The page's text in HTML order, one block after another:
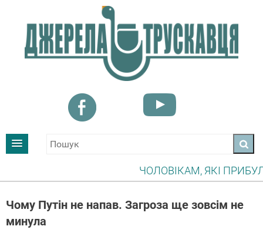
ЧОЛОВІКАМ, ЯКІ ПРИБУЛИ У
Чому Путін не напав. Загроза ще зовсім не
минула